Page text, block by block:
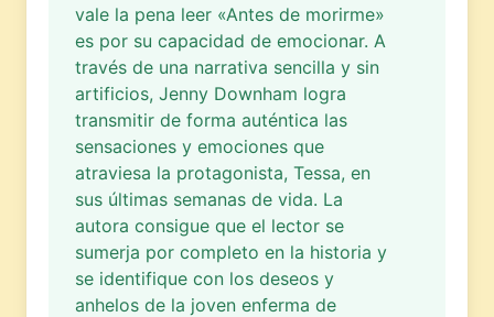
vale la pena leer «Antes de morirme»
es por su capacidad de emocionar. A
través de una narrativa sencilla y sin
artificios, Jenny Downham logra
transmitir de forma auténtica las
sensaciones y emociones que
atraviesa la protagonista, Tessa, en
sus últimas semanas de vida. La
autora consigue que el lector se
sumerja por completo en la historia y
se identifique con los deseos y
anhelos de la joven enferma de